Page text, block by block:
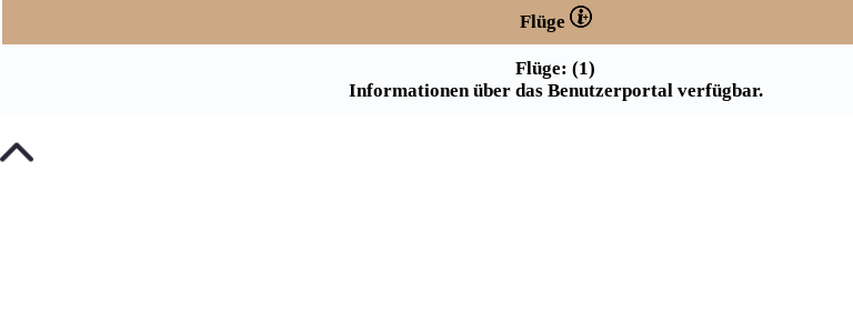
Flüge
Flüge: (1)
Informationen über das Benutzerportal verfügbar.